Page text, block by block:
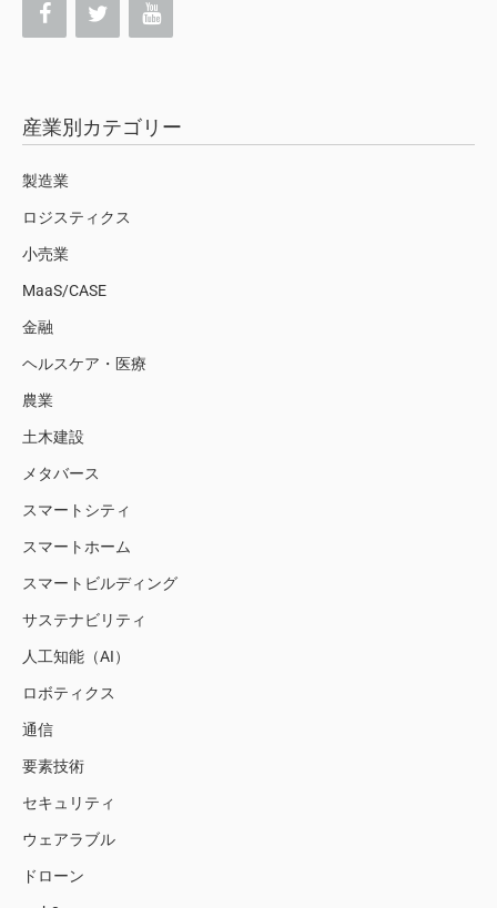
産業別カテゴリー
製造業
ロジスティクス
小売業
MaaS/CASE
金融
ヘルスケア・医療
農業
土木建設
メタバース
スマートシティ
スマートホーム
スマートビルディング
サステナビリティ
人工知能（AI）
ロボティクス
通信
要素技術
セキュリティ
ウェアラブル
ドローン